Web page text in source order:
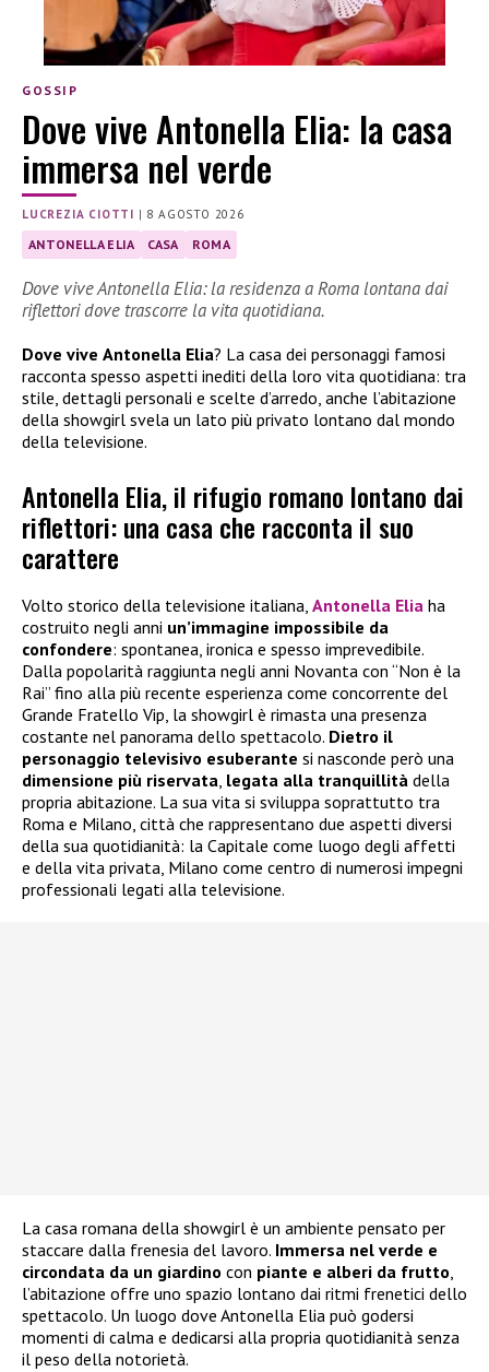
GOSSIP
Dove vive Antonella Elia: la casa
immersa nel verde
LUCREZIA CIOTTI | 8 AGOSTO 2026
ANTONELLA ELIA CASA ROMA
Dove vive Antonella Elia: la residenza a Roma lontana dai
riflettori dove trascorre la vita quotidiana.
Dove vive Antonella Elia? La casa dei personaggi famosi
racconta spesso aspetti inediti della loro vita quotidiana: tra
stile, dettagli personali e scelte d’arredo, anche l’abitazione
della showgirl svela un lato più privato lontano dal mondo
della televisione.
Antonella Elia, il rifugio romano lontano dai
riflettori: una casa che racconta il suo
carattere
Volto storico della televisione italiana, Antonella Elia ha
costruito negli anni un’immagine impossibile da
confondere: spontanea, ironica e spesso imprevedibile.
Dalla popolarità raggiunta negli anni Novanta con “Non è la
Rai” fino alla più recente esperienza come concorrente del
Grande Fratello Vip, la showgirl è rimasta una presenza
costante nel panorama dello spettacolo. Dietro il
personaggio televisivo esuberante si nasconde però una
dimensione più riservata, legata alla tranquillità della
propria abitazione. La sua vita si sviluppa soprattutto tra
Roma e Milano, città che rappresentano due aspetti diversi
della sua quotidianità: la Capitale come luogo degli affetti
e della vita privata, Milano come centro di numerosi impegni
professionali legati alla televisione.
La casa romana della showgirl è un ambiente pensato per
staccare dalla frenesia del lavoro. Immersa nel verde e
circondata da un giardino con piante e alberi da frutto,
l’abitazione offre uno spazio lontano dai ritmi frenetici dello
spettacolo. Un luogo dove Antonella Elia può godersi
momenti di calma e dedicarsi alla propria quotidianità senza
il peso della notorietà.